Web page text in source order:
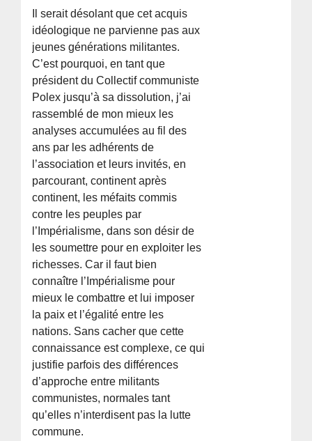
Il serait désolant que cet acquis
idéologique ne parvienne pas aux
jeunes générations militantes.
C’est pourquoi, en tant que
président du Collectif communiste
Polex jusqu’à sa dissolution, j’ai
rassemblé de mon mieux les
analyses accumulées au fil des
ans par les adhérents de
l’association et leurs invités, en
parcourant, continent après
continent, les méfaits commis
contre les peuples par
l’Impérialisme, dans son désir de
les soumettre pour en exploiter les
richesses. Car il faut bien
connaître l’Impérialisme pour
mieux le combattre et lui imposer
la paix et l’égalité entre les
nations. Sans cacher que cette
connaissance est complexe, ce qui
justifie parfois des différences
d’approche entre militants
communistes, normales tant
qu’elles n’interdisent pas la lutte
commune.